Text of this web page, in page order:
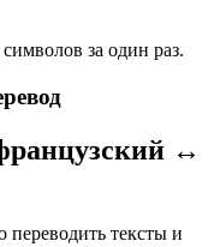
символов за один раз.
↔
переводить тексты и